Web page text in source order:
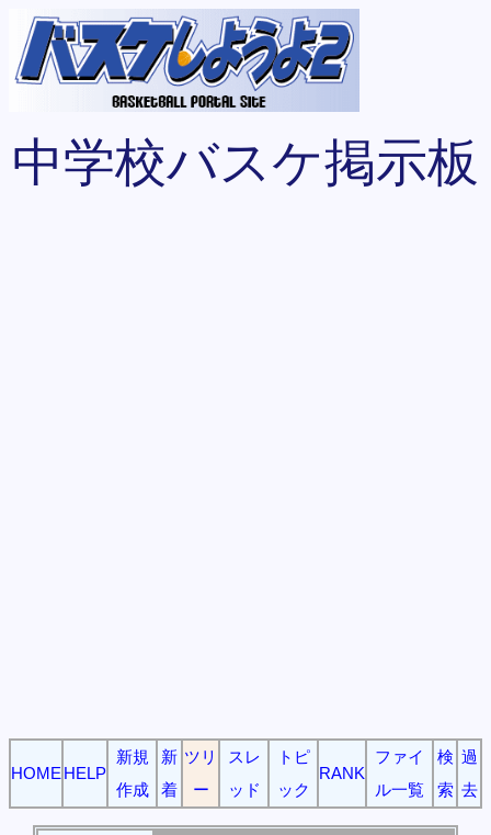
中学校バスケ掲示板
HOME HELP
新規
作成
新
着
ツリ
ー
スレ
ッド
トピ
ック
RANK
ファイ
ル一覧
検
索
過
去